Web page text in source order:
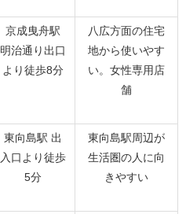
京成曳舟駅
明治通り出口
より徒歩8分
八広方面の住宅
地から使いやす
い。女性専用店
舗
東向島駅 出
入口より徒歩
5分
東向島駅周辺が
生活圏の人に向
きやすい